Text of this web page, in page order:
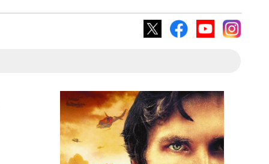
X FacebookYouTubeInstagram